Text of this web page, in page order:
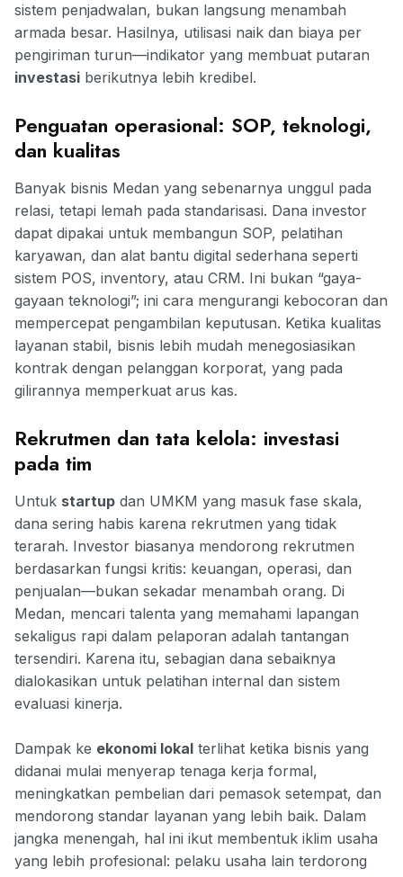
sistem penjadwalan, bukan langsung menambah
armada besar. Hasilnya, utilisasi naik dan biaya per
pengiriman turun—indikator yang membuat putaran
investasi berikutnya lebih kredibel.
Penguatan operasional: SOP, teknologi,
dan kualitas
Banyak bisnis Medan yang sebenarnya unggul pada
relasi, tetapi lemah pada standarisasi. Dana investor
dapat dipakai untuk membangun SOP, pelatihan
karyawan, dan alat bantu digital sederhana seperti
sistem POS, inventory, atau CRM. Ini bukan “gaya-
gayaan teknologi”; ini cara mengurangi kebocoran dan
mempercepat pengambilan keputusan. Ketika kualitas
layanan stabil, bisnis lebih mudah menegosiasikan
kontrak dengan pelanggan korporat, yang pada
gilirannya memperkuat arus kas.
Rekrutmen dan tata kelola: investasi
pada tim
Untuk startup dan UMKM yang masuk fase skala,
dana sering habis karena rekrutmen yang tidak
terarah. Investor biasanya mendorong rekrutmen
berdasarkan fungsi kritis: keuangan, operasi, dan
penjualan—bukan sekadar menambah orang. Di
Medan, mencari talenta yang memahami lapangan
sekaligus rapi dalam pelaporan adalah tantangan
tersendiri. Karena itu, sebagian dana sebaiknya
dialokasikan untuk pelatihan internal dan sistem
evaluasi kinerja.
Dampak ke ekonomi lokal terlihat ketika bisnis yang
didanai mulai menyerap tenaga kerja formal,
meningkatkan pembelian dari pemasok setempat, dan
mendorong standar layanan yang lebih baik. Dalam
jangka menengah, hal ini ikut membentuk iklim usaha
yang lebih profesional: pelaku usaha lain terdorong